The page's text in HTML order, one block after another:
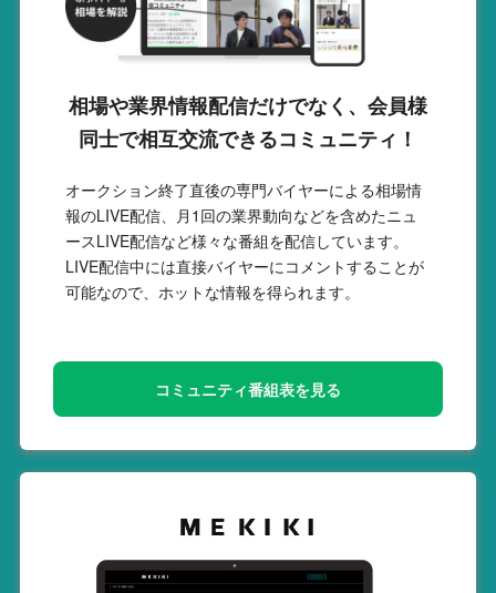
相場や業界情報配信だけでなく、会員様
同士で相互交流できるコミュニティ！
オークション終了直後の専門バイヤーによる相場情
報のLIVE配信、月1回の業界動向などを含めたニュ
ースLIVE配信など様々な番組を配信しています。
LIVE配信中には直接バイヤーにコメントすることが
可能なので、ホットな情報を得られます。
コミュニティ番組表を見る